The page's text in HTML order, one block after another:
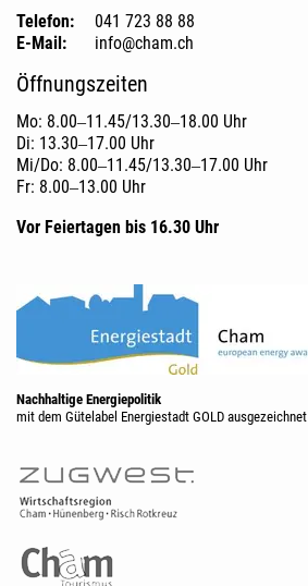
Telefon:
041 723 88 88
E-Mail:
info@cham.ch
Öffnungszeiten
Mo: 8.00‒11.45/13.30‒18.00 Uhr
Di: 13.30‒17.00 Uhr
Mi/Do: 8.00‒11.45/13.30‒17.00 Uhr
Fr: 8.00‒13.00 Uhr
Vor Feiertagen bis 16.30 Uhr
Nachhaltige Energiepolitik
mit dem Gütelabel Energiestadt GOLD ausgezeichnet